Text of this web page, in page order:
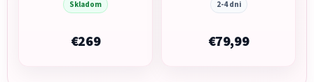
Skladom
€269
2-4 dni
€79,99